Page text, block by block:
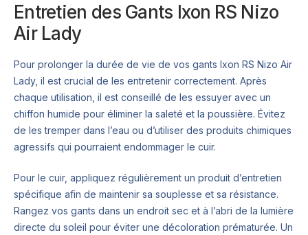
Entretien des Gants Ixon RS Nizo
Air Lady
Pour prolonger la durée de vie de vos gants Ixon RS Nizo Air
Lady, il est crucial de les entretenir correctement. Après
chaque utilisation, il est conseillé de les essuyer avec un
chiffon humide pour éliminer la saleté et la poussière. Évitez
de les tremper dans l’eau ou d’utiliser des produits chimiques
agressifs qui pourraient endommager le cuir.
Pour le cuir, appliquez régulièrement un produit d’entretien
spécifique afin de maintenir sa souplesse et sa résistance.
Rangez vos gants dans un endroit sec et à l’abri de la lumière
directe du soleil pour éviter une décoloration prématurée. Un